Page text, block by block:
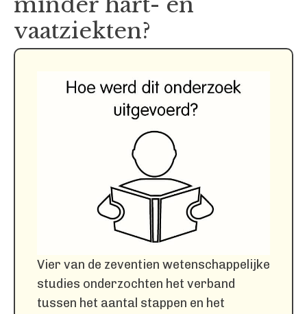
vaatziekten?
Vier van de zeventien wetenschappelijke
studies onderzochten het verband
tussen het aantal stappen en het